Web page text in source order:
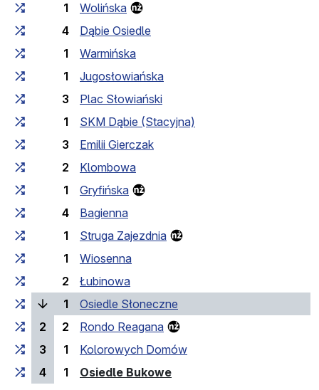
1
Wolińska
4
Dąbie Osiedle
1
Warmińska
1
Jugosłowiańska
3
Plac Słowiański
1
SKM Dąbie (Stacyjna)
3
Emilii Gierczak
2
Klombowa
1
Gryfińska
4
Bagienna
1
Struga Zajezdnia
1
Wiosenna
2
Łubinowa
1
Osiedle Słoneczne
2
2
Rondo Reagana
3
1
Kolorowych Domów
4
1 Osiedle Bukowe(przystanek końcowy)